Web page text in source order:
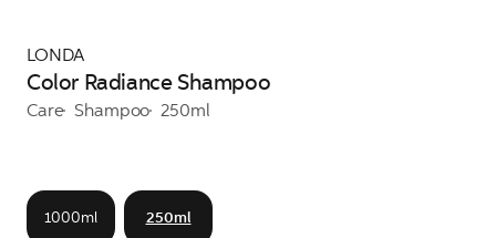
LONDA
Color Radiance Shampoo
Care Shampoo 250ml
1000ml 250ml